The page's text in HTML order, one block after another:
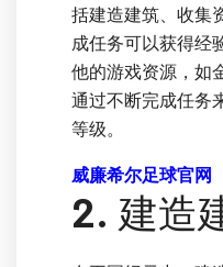
括建造建筑、收集
成任务可以获得经
他的游戏资源，如
通过不断完成任务
等级。
威廉希尔足球官网
2. 建造